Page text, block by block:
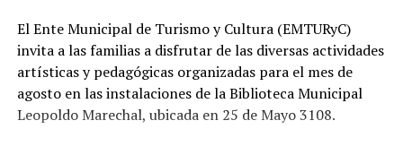
obra.
El Ente Municipal de Turismo y Cultura (EMTURyC)
invita a las familias a disfrutar de las diversas actividades
artísticas y pedagógicas organizadas para el mes de
agosto en las instalaciones de la Biblioteca Municipal
Leopoldo Marechal, ubicada en 25 de Mayo 3108.